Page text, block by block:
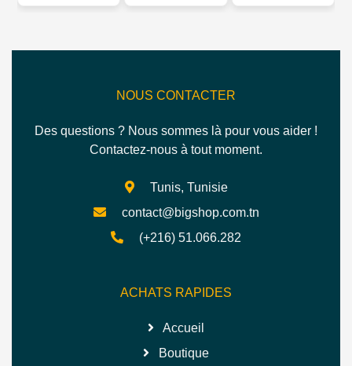
NOUS CONTACTER
Des questions ? Nous sommes là pour vous aider !
Contactez-nous à tout moment.
Tunis, Tunisie
contact@bigshop.com.tn
(+216) 51.066.282
ACHATS RAPIDES
Accueil
Boutique